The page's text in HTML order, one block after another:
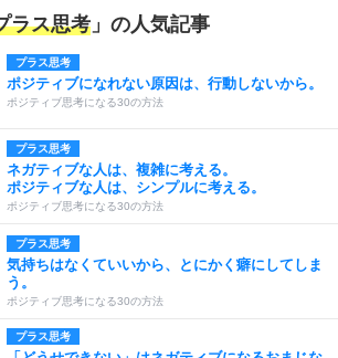
ラス思考 」の人気記事
プラス思考
ポジティブになれない原因は、行動しないから。
ポジティブ思考になる30の方法
プラス思考
ネガティブな人は、複雑に考える。
ポジティブな人は、シンプルに考える。
ポジティブ思考になる30の方法
プラス思考
気持ちはなくていいから、とにかく癖にしてしま
う。
ポジティブ思考になる30の方法
プラス思考